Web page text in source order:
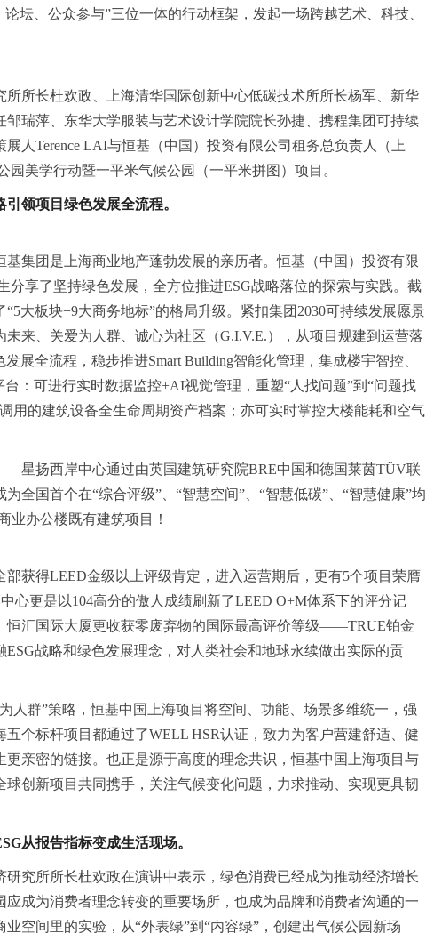
坛、公众参与”三位一体的行动框架，发起一场跨越艺术、科技、
所所长杜欢政、上海清华国际创新中心低碳技术所所长杨军、新华
瑞萍、东华大学服装与艺术设计学院院长孙捷、携程集团可持续
人Terence LAI与恒基（中国）投资有限公司租务总负责人（上
美学行动暨一平米气候公园（一平米拼图）项目。
领项目绿色发展全流程。
集团是上海商业地产蓬勃发展的亲历者。恒基（中国）投资有限
分享了坚持绿色发展，全方位推进ESG战略落位的探索与实践。截
大板块+9大商务地标”的格局升级。紧扣集团2030可持续发展愿景
来、关爱为人群、诚心为社区（G.I.V.E.），从项目规建到运营落
展全流程，稳步推进Smart Building智能化管理，集成楼宇智控、
：可进行实时数据监控+AI视觉管理，重塑“人找问题”到“问题找
用的建筑设备全生命周期资产档案；亦可实时掌控大楼能耗和空气
星扬西岸中心通过由英国建筑研究院BRE中国和德国莱茵TÜV联
全国首个在“综合评级”、“智慧空间”、“智慧低碳”、“智慧健康”均
业办公楼既有建筑项目！
获得LEED金级以上评级肯定，进入运营期后，更有5个项目荣膺
心更是以104高分的傲人成绩刷新了LEED O+M体系下的评分记
恒汇国际大厦更收获零废弃物的国际最高评价等级——TRUE铂金
战略和绿色发展理念，对人类社会和地球永续做出实际的贡
人群”策略，恒基中国上海项目将空间、功能、场景多维统一，强
个标杆项目都通过了WELL HSR认证，致力为客户营建舒适、健
亲密的链接。也正是源于高度的理念共识，恒基中国上海项目与
球创新项目共同携手，关注气候变化问题，力求推动、实现更具韧
从报告指标变成生活现场。
究所所长杜欢政在演讲中表示，绿色消费已经成为推动经济增长
成为消费者理念转变的重要场所，也成为品牌和消费者沟通的一
空间里的实验，从“外表绿”到“内容绿”，创建出气候公园新场